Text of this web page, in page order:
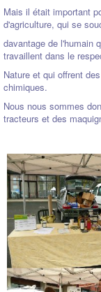
Mais il était important
d'agriculture, qui se
davantage de l'humain
travaillent dans le
Nature et qui offrent
chimiques.
Nous nous sommes
tracteurs et des